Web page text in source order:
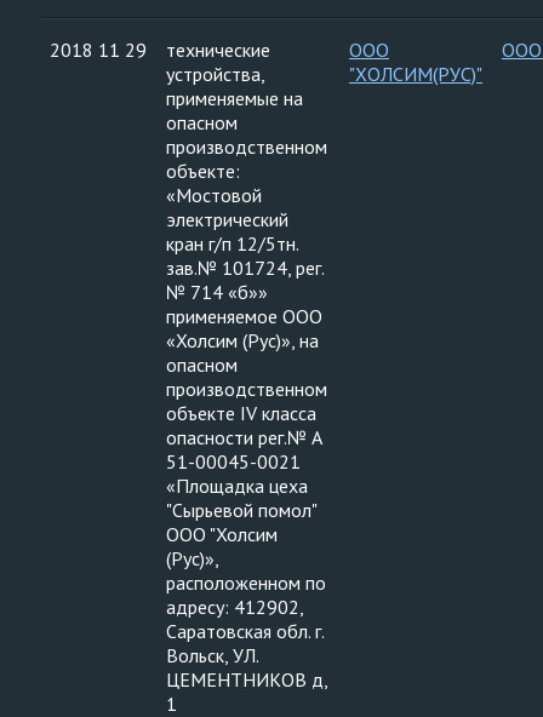
2018 11 29
технические
устройства,
применяемые на
опасном
производственном
объекте:
«Мостовой
электрический
кран г/п 12/5тн.
зав.№ 101724, рег.
№ 714 «б»»
применяемое ООО
«Холсим (Рус)», на
опасном
производственном
объекте IV класса
опасности рег.№ А
51-00045-0021
«Площадка цеха
"Сырьевой помол"
ООО "Холсим
(Рус)»,
расположенном по
адресу: 412902,
Саратовская обл. г.
Вольск, УЛ.
ЦЕМЕНТНИКОВ д,
1
ООО
"ХОЛСИМ(РУС)"
ООО